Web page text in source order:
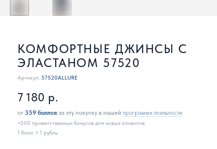
КОМФОРТНЫЕ ДЖИНСЫ С
ЭЛАСТАНОМ 57520
Артикул: 57520ALLURE
7 180 р.
от 359 баллов за эту покупку в нашей программе лояльности
+500 приветственных бонусов для новых клиентов
1 балл = 1 рубль